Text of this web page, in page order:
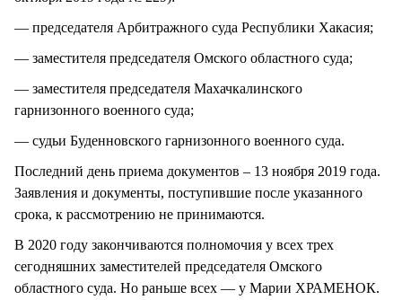
— председателя Арбитражного суда Республики Хакасия;
— заместителя председателя Омского областного суда;
— заместителя председателя Махачкалинского
гарнизонного военного суда;
— судьи Буденновского гарнизонного военного суда.
Последний день приема документов – 13 ноября 2019 года.
Заявления и документы, поступившие после указанного
срока, к рассмотрению не принимаются.
В 2020 году закончиваются полномочия у всех трех
сегодняшних заместителей председателя Омского
областного суда. Но раньше всех — у Марии ХРАМЕНОК.